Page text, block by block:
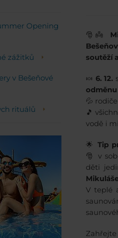
Opening
zážitků
v Bešeňové
rituálů
🎅👼
soutěží
🍬 6. 12.
odměnu
💦
🎵
vodě i
🌟 Tip
🎅 v
děti
V teplé